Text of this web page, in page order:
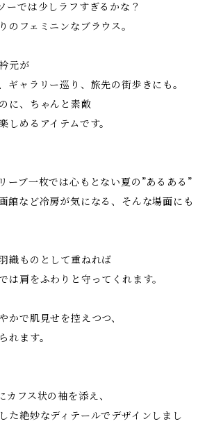
ーでは少しラフすぎるかな？
のフェミニンなブラウス。
元が
ギャラリー巡り、旅先の街歩きにも。
に、ちゃんと素敵
しめるアイテムです。
ーブ一枚では心もとない夏の”あるある”
館など冷房が気になる、そんな場面にも
織ものとして重ねれば
は肩をふわりと守ってくれます。
かで肌見せを控えつつ、
れます。
カフス状の袖を添え、
た絶妙なディテールでデザインしまし